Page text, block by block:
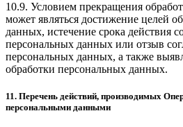
10.9. Условием прекращения
может являться достижение целей
данных, истечение срока действия
персональных данных или отзыв
персональных данных, а также
обработки персональных данных.
11. Перечень действий, производимых
персональными данными